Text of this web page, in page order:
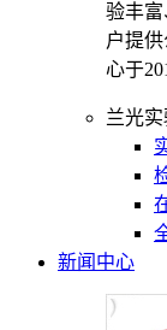
验丰
户提
心于
兰光实
新闻中心